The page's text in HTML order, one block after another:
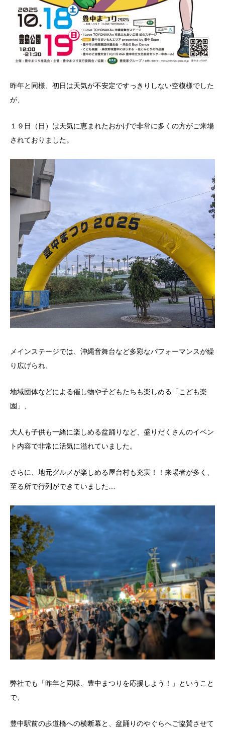
昨年と同様、初日は天気が不安定ですっきりしない空模様でした
が、
１９日（日）は天気に恵まれたおかげで非常に多くの方がご来場
されておりました。
メインステージでは、沖縄音舞台など多彩なパフォーマンスが繰
り広げられ、
地域団体などによる催し物や子どもたちも楽しめる「こども楽
園」、
大人も子供も一緒に楽しめる盆踊りなど、盛りだくさんのイベン
ト内容で非常に活気に溢れていました。
さらに、地元グルメが楽しめる屋台村も充実！！来場者が多く、
至る所で行列ができていました…
弊社でも「昨年と同様、豊中まつりを応援しよう！」ということ
で、
豊中駅前の歩道橋への横断幕と、盆踊りのやぐらへご協賛させて